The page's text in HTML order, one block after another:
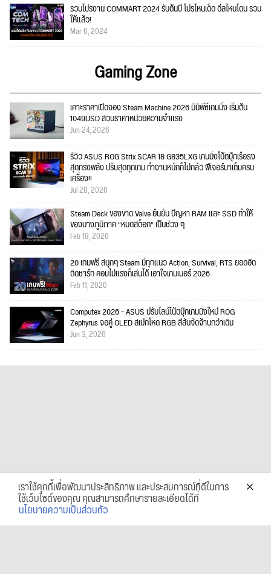
รวมโปรงาน COMMART 2024 รับต้นปี โปรไหนเด็ด ดีลไหนโดน รวม
ให้แล้ว!
Mar 6, 2024
Gaming Zone
เคาะราคาเปิดจอง Steam Machine 2026 มินิพีซีเกมมิ่ง เริ่มต้น
1049USD สวนราคาหน่วยความจำแรง
Jun 24, 2026
รีวิว ASUS ROG Strix SCAR 18 G835LXG เกมมิ่งโน้ตบุ๊กเรือธง
สุดทรงพลัง ปรับสุดทุกเกม ทำงานหนักก็ไม่กลัว ฟีเจอร์มาเต็มครบ
เครื่อง!!
Jul 28, 2026
Steam Deck ของขาด Valve ยืนยัน ปัญหา RAM และ SSD ทำให้
ของบางภูมิภาค “หมดสต็อก” เป็นช่วง ๆ
Feb 18, 2026
20 เกมฟรี สนุกๆ Steam มีทุกแนว Action, Survival, RTS ยอดฮิต
ติดชาร์ท คอมไม่แรงก็เล่นได้ เอาใจเกมเมอร์ 2026
Feb 11, 2026
Computex 2026 - ASUS ปรับไลน์โน้ตบุ๊กเกมมิ่งใหม่ ROG
Zephyrus จอคู่ OLED สเปกโหด RGB สีสันจัดจ้านกว่าเดิม
Jun 3, 2026
เราใช้คุกกี้เพื่อพัฒนาประสิทธิภาพ และประสบการณ์ที่ดีในการ
ใช้เว็บไซต์ของคุณ คุณสามารถศึกษารายละเอียดได้ที่
นโยบายความเป็นส่วนตัว